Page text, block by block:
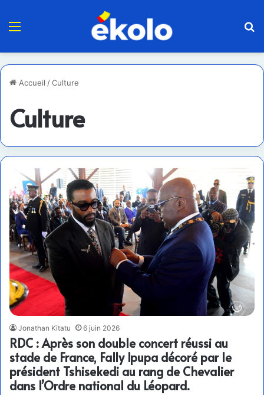
Menu
Accueil /Culture
Culture
Jonathan Kitatu 6 juin 2026
RDC : Après son double concert réussi au
stade de France, Fally Ipupa décoré par le
président Tshisekedi au rang de Chevalier
dans l’Ordre national du Léopard.